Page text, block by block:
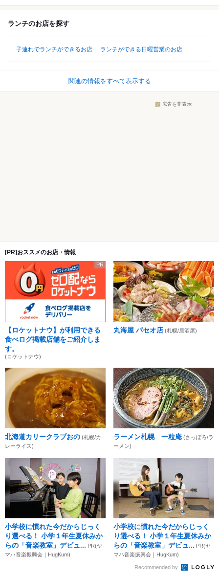
ランチのお店を探す
子連れでランチができるお店 ランチができる日曜営業のお店
関連の情報をすべて表示する
広告を非表示
[PR]おススメのお店・情報
PR
【ロケットナウ】が利用できる
食べログ掲載店舗をご紹介しま
す。
(ロケットナウ)
丸海屋 パセオ店 (札幌/居酒屋)
北海道カリークラブおの (札幌/カ
レーライス)
ラーメン札幌 一粒庵 (さっぽろ/ラ
ーメン)
小学校に慣れた今だからじっく
り選べる！ 小学１年生夏休みか
らの「音楽教室」デビュ... PR(ヤ
マハ音楽振興会｜HugKum)
小学校に慣れた今だからじっく
り選べる！ 小学１年生夏休みか
らの「音楽教室」デビュ... PR(ヤ
マハ音楽振興会｜HugKum)
Recommended by